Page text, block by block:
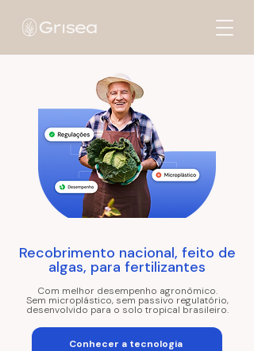
Recobrimento nacional, feito de
algas, para fertilizantes
Com melhor desempenho agronômico.
Sem microplástico, sem passivo regulatório,
desenvolvido para o solo tropical brasileiro.
Conhecer a tecnologia